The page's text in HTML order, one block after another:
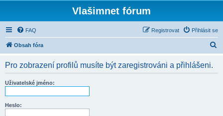
Vlašimnet fórum
FAQ Přihlásit se
Registrovat
Obsah fóra
Pro zobrazení profilů musíte být zaregistrováni a přihlášeni.
Uživatelské jméno:
Heslo: